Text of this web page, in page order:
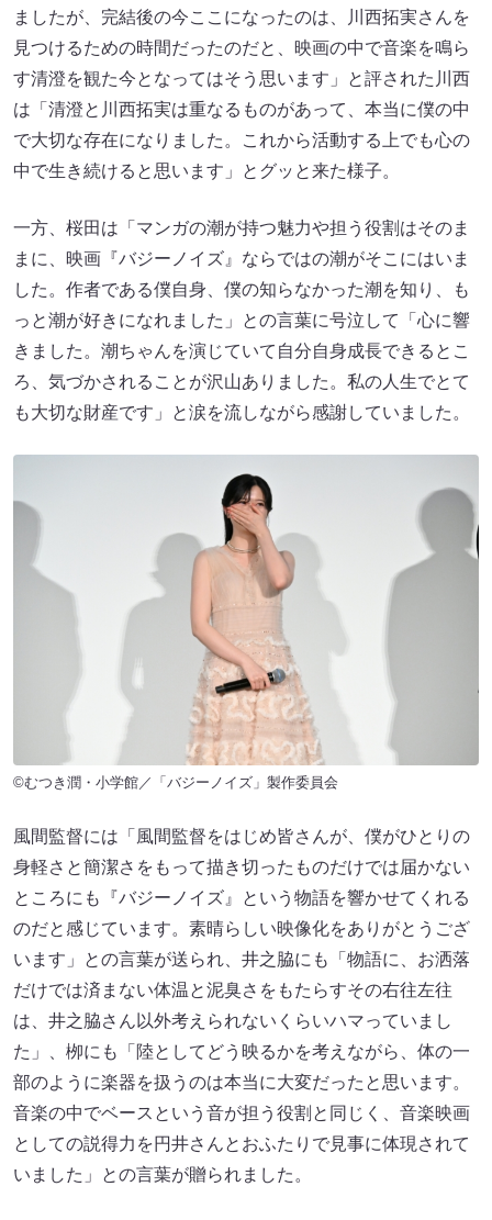
ましたが、完結後の今ここになったのは、川西拓実さんを
見つけるための時間だったのだと、映画の中で音楽を鳴ら
す清澄を観た今となってはそう思います」と評された川西
は「清澄と川西拓実は重なるものがあって、本当に僕の中
で大切な存在になりました。これから活動する上でも心の
中で生き続けると思います」とグッと来た様子。
一方、桜田は「マンガの潮が持つ魅力や担う役割はそのま
まに、映画『バジーノイズ』ならではの潮がそこにはいま
した。作者である僕自身、僕の知らなかった潮を知り、も
っと潮が好きになれました」との言葉に号泣して「心に響
きました。潮ちゃんを演じていて自分自身成長できるとこ
ろ、気づかされることが沢山ありました。私の人生でとて
も大切な財産です」と涙を流しながら感謝していました。
©むつき潤・小学館／「バジーノイズ」製作委員会
風間監督には「風間監督をはじめ皆さんが、僕がひとりの
身軽さと簡潔さをもって描き切ったものだけでは届かない
ところにも『バジーノイズ』という物語を響かせてくれる
のだと感じています。素晴らしい映像化をありがとうござ
います」との言葉が送られ、井之脇にも「物語に、お洒落
だけでは済まない体温と泥臭さをもたらすその右往左往
は、井之脇さん以外考えられないくらいハマっていまし
た」、栁にも「陸としてどう映るかを考えながら、体の一
部のように楽器を扱うのは本当に大変だったと思います。
音楽の中でベースという音が担う役割と同じく、音楽映画
としての説得力を円井さんとおふたりで見事に体現されて
いました」との言葉が贈られました。